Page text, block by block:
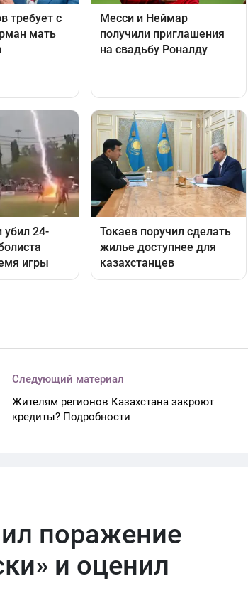
Следующий материал
Жителям регионов Казахстана закроют
кредиты? Подробности
поражение
и оценил